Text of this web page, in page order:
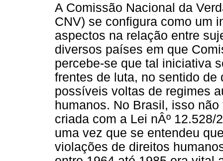
A Comissão Nacional da
CNV) se configura como um
aspectos na relação entre
diversos países em que
percebe-se que tal iniciativa
frentes de luta, no sentido de
possíveis voltas de regimes
humanos. No Brasil, isso
criada com a Lei nÂº 12.528/
uma vez que se entendeu
violações de direitos